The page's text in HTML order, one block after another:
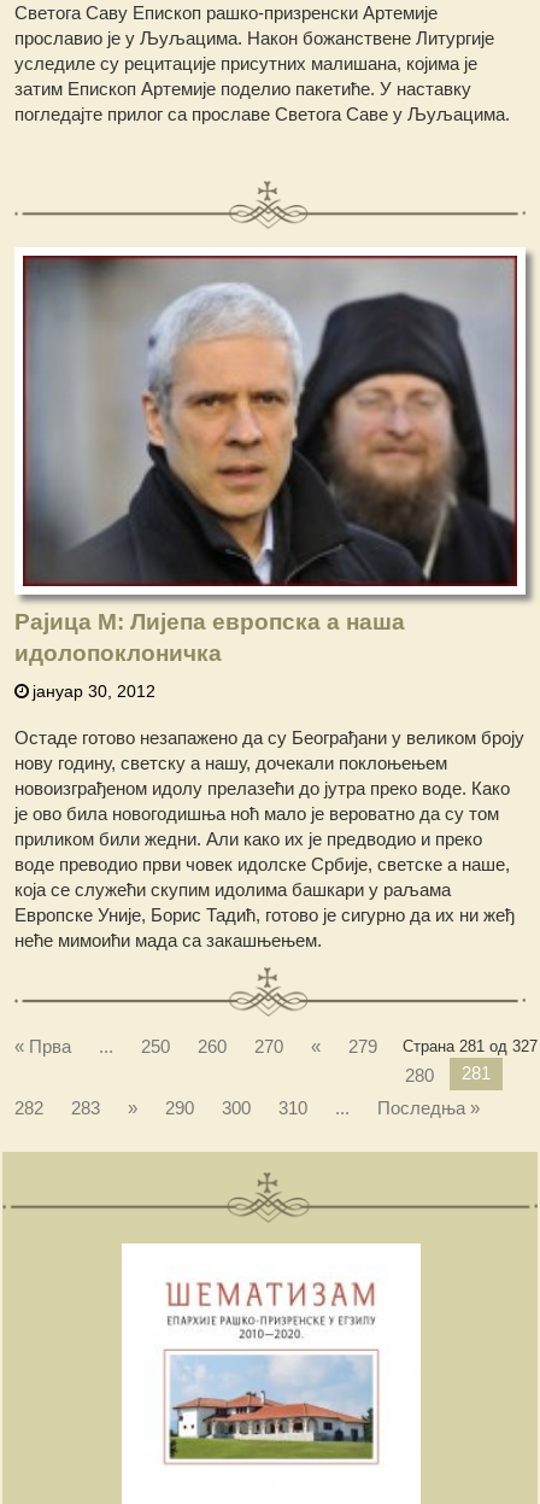
Светога Саву Епископ рашко-призренски Артемије
прославио је у Љуљацима. Након божанствене Литургије
уследиле су рецитације присутних малишана, којима је
затим Епископ Артемије поделио пакетиће. У наставку
погледајте прилог са прославе Светога Саве у Љуљацима.
Рајица М: Лијепа европска а наша
идолопоклоничка
јануар 30, 2012
Остаде готово незапажено да су Београђани у великом броју
нову годину, светску а нашу, дочекали поклоњењем
новоизграђеном идолу прелазећи до јутра преко воде. Како
је ово била новогодишња ноћ мало је вероватно да су том
приликом били жедни. Али како их је предводио и преко
воде преводио први човек идолске Србије, светске а наше,
која се служећи скупим идолима башкари у раљама
Европске Уније, Борис Тадић, готово је сигурно да их ни жеђ
неће мимоићи мада са закашњењем.
Страна 281 од 327
« Прва ... 250 260 270 «
279
280
281
282
283 » 290 300 310 ... Последња »